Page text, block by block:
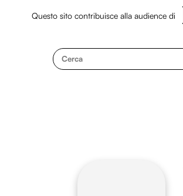
Questo sito contribuisce alla audience di
Cerca